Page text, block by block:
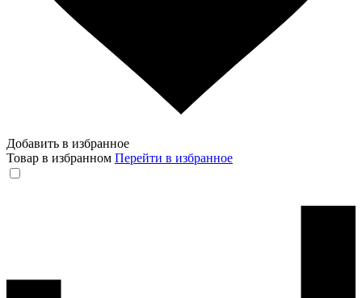
Добавить в избранное
Товар в избранном Перейти в избранное